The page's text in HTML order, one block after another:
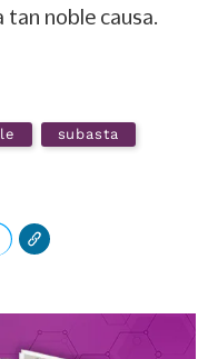
noble causa.
subasta